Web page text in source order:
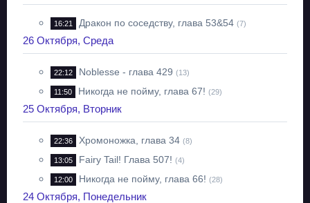
16:21 Дракон по соседству, глава 53&54 (7)
26 Октября, Среда
22:12 Noblesse - глава 429 (13)
11:50 Никогда не пойму, глава 67! (29)
25 Октября, Вторник
22:36 Хромоножка, глава 34 (8)
13:05 Fairy Tail! Глава 507! (4)
12:00 Никогда не пойму, глава 66! (28)
24 Октября, Понедельник